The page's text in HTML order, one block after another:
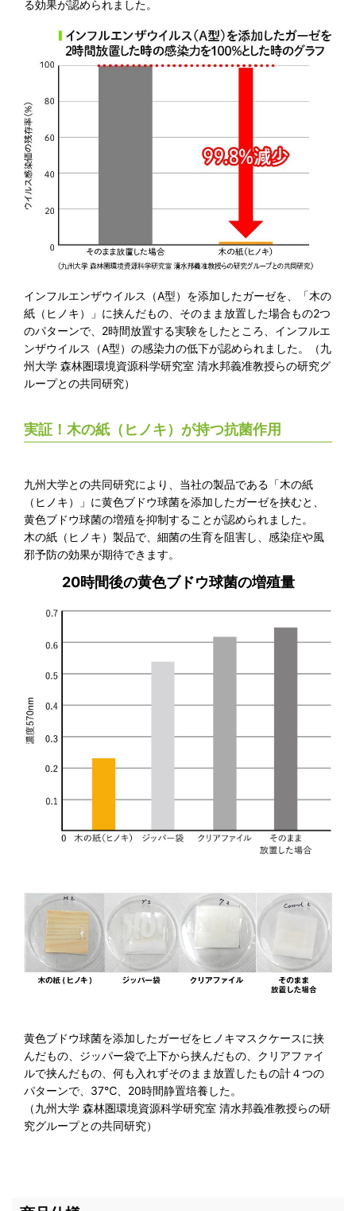
る効果が認められました。
インフルエンザウイルス（A型）を添加したガーゼを、「木の
紙（ヒノキ）」に挟んだもの、そのまま放置した場合もの2つ
のパターンで、2時間放置する実験をしたところ、インフルエ
ンザウイルス（A型）の感染力の低下が認められました。
（九
州大学 森林圏環境資源科学研究室 清水邦義准教授らの研究グ
ループとの共同研究）
実証！木の紙（ヒノキ）が持つ抗菌作用
九州大学との共同研究により、当社の製品である「木の紙
（ヒノキ）」に黄色ブドウ球菌を添加したガーゼを挟むと、
黄色ブドウ球菌の増殖を抑制することが認められました。
木の紙（ヒノキ）製品で、細菌の生育を阻害し、感染症や風
邪予防の効果が期待できます。
20時間後の黄色ブドウ球菌の増殖量
黄色ブドウ球菌を添加したガーゼをヒノキマスクケースに挟
んだもの、ジッパー袋で上下から挟んだもの、クリアファイ
ルで挟んだもの、何も入れずそのまま放置したもの計４つの
パターンで、37℃、20時間静置培養した。
（九州大学 森林圏環境資源科学研究室 清水邦義准教授らの研
究グループとの共同研究）